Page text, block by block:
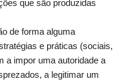
que são produzidas
de forma alguma
e práticas (sociais,
a impor uma autoridade a
a legitimar um